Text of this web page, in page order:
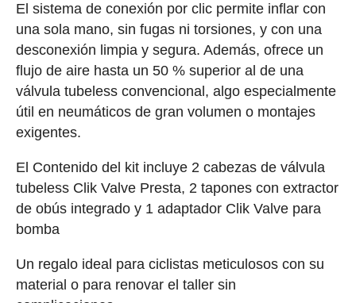
El sistema de conexión por clic permite inflar con
una sola mano, sin fugas ni torsiones, y con una
desconexión limpia y segura. Además, ofrece un
flujo de aire hasta un 50 % superior al de una
válvula tubeless convencional, algo especialmente
útil en neumáticos de gran volumen o montajes
exigentes.
El Contenido del kit incluye 2 cabezas de válvula
tubeless Clik Valve Presta, 2 tapones con extractor
de obús integrado y 1 adaptador Clik Valve para
bomba
Un regalo ideal para ciclistas meticulosos con su
material o para renovar el taller sin